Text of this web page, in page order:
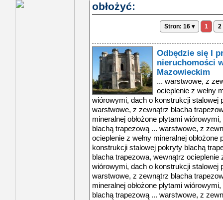
obłożyć:
Stron: 16 ▾ 1 2
Odbędzie się I
nieruchomości
Mazowieckim
... warstwowe, z
ocieplenie z wełny
wiórowymi, dach o konstrukcji stalowej
warstwowe, z zewnątrz blacha
mineralnej obłożone płytami
blachą trapezową ... warstwowe, z
ocieplenie z wełny mineralnej obłożone
konstrukcji stalowej pokryty blachą
blacha trapezowa, wewnątrz ocieplenie
wiórowymi, dach o konstrukcji stalowej
warstwowe, z zewnątrz blacha
mineralnej obłożone płytami
blachą trapezową ... warstwowe, z